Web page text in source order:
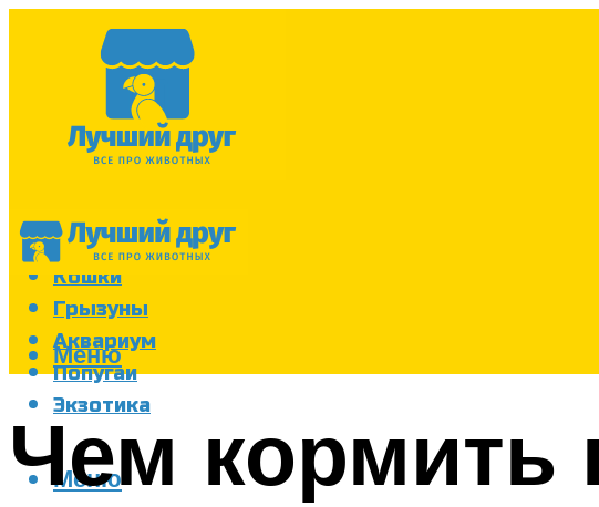
Собаки
Кошки
Грызуны
Аквариум
Попугаи
Экзотика
Меню
Меню
Чем кормить